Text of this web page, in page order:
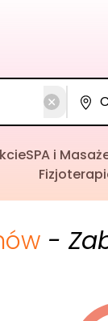
SPA i
-